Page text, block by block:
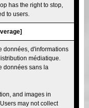
has the right to stop,
to users.
données, d'informations
médiatique.
données sans la
and images in
may not collect